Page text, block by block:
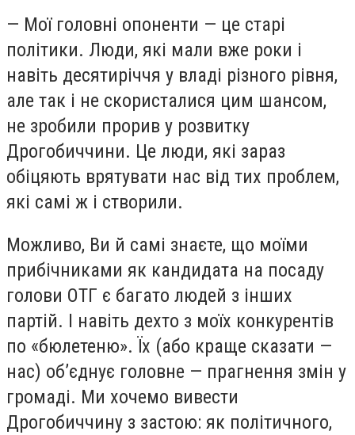
— Мої головні опоненти — це старі
політики. Люди, які мали вже роки і
навіть десятиріччя у владі різного рівня,
але так і не скористалися цим шансом,
не зробили прорив у розвитку
Дрогобиччини. Це люди, які зараз
обіцяють врятувати нас від тих проблем,
які самі ж і створили.
Можливо, Ви й самі знаєте, що моїми
прибічниками як кандидата на посаду
голови ОТГ є багато людей з інших
партій. І навіть дехто з моїх конкурентів
по «бюлетеню». Їх (або краще сказати —
нас) об’єднує головне — прагнення змін у
громаді. Ми хочемо вивести
Дрогобиччину з застою: як політичного,